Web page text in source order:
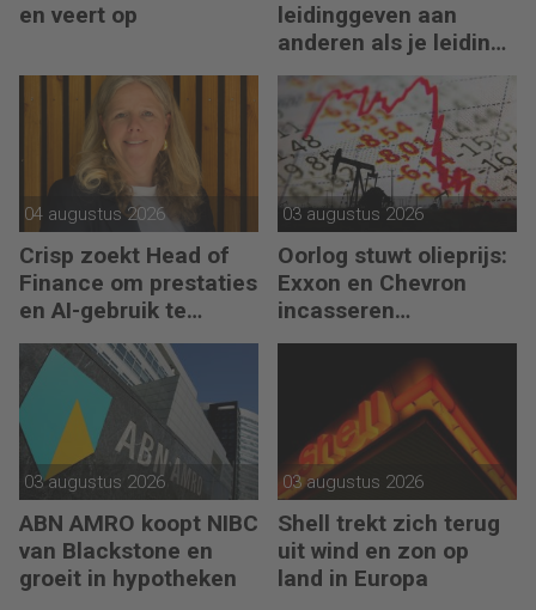
en veert op
leidinggeven aan
anderen als je leiding
kunt geven aan jezelf’
04 augustus 2026
Crisp zoekt Head of
Finance om prestaties
en AI-gebruik te
versnellen
03 augustus 2026
Oorlog stuwt olieprijs:
Exxon en Chevron
incasseren
miljardenwinsten
03 augustus 2026
ABN AMRO koopt NIBC
van Blackstone en
groeit in hypotheken
03 augustus 2026
Shell trekt zich terug
uit wind en zon op
land in Europa